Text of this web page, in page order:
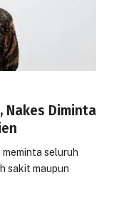
Nakes Diminta
meminta seluruh
sakit maupun